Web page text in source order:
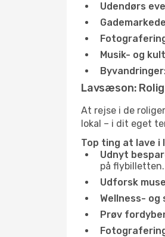
Udendørs
Musik- og
Lavsæson:
At rejse i de
lokal – i dit eget
Top ting at lave i
Udnyt
på flybilletten.
Udforsk
Wellness- og
Prøv